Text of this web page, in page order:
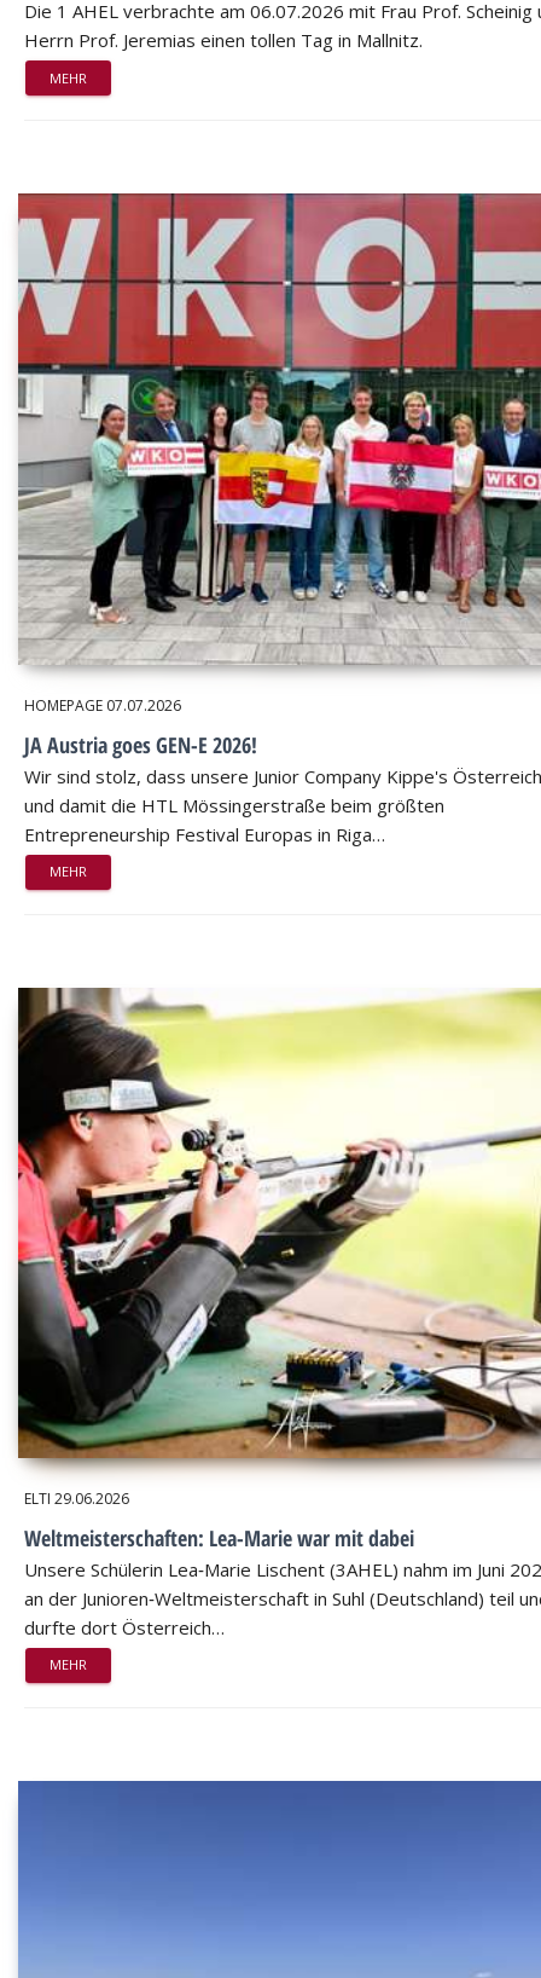
Die 1 AHEL verbrachte am 06.07.2026 mit Frau Prof. Scheinig
Herrn Prof. Jeremias einen tollen Tag in Mallnitz.
MEHR
HOMEPAGE 07.07.2026
JA Austria goes GEN-E 2026!
Wir sind stolz, dass unsere Junior Company Kippe's Österreich
und damit die HTL Mössingerstraße beim größten
Entrepreneurship Festival Europas in Riga…
MEHR
ELTI 29.06.2026
Weltmeisterschaften: Lea-Marie war mit dabei
Unsere Schülerin Lea‑Marie Lischent (3AHEL) nahm im Juni
an der Junioren‑Weltmeisterschaft in Suhl (Deutschland) teil
durfte dort Österreich…
MEHR